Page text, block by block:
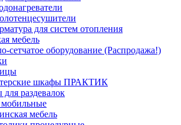
для систем отопления
мебель
сетчатое оборудование (Распродажа!)
шкафы ПРАКТИК
раздевалок
мебель